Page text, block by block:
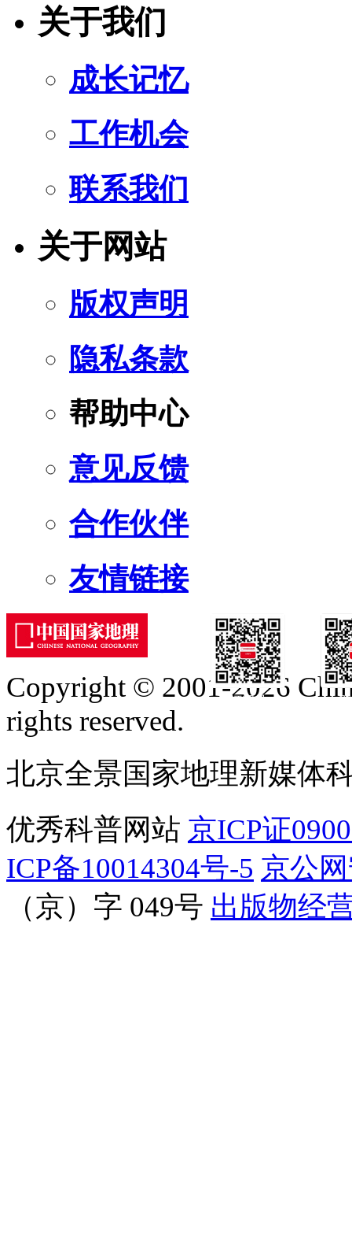
关于我们
成长记忆
工作机会
联系我们
关于网站
版权声明
隐私条款
帮助中心
意见反馈
合作伙伴
友情链接
订阅号
Copyright © 2001-2026
rights reserved.
北京全景国家地理新媒体
优秀科普网站 京ICP证
ICP备10014304号-5 京公
（京）字 049号 出版物经